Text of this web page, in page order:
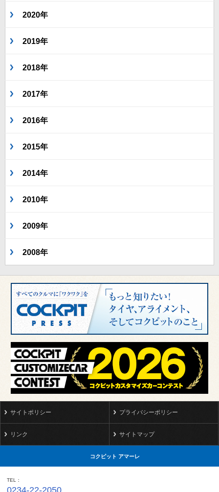
2020年
2019年
2018年
2017年
2016年
2015年
2014年
2010年
2009年
2008年
サイトポリシー プライバシーポリシー
リンク サイトマップ
コクピット アマーレ
TEL
0234-22-2050